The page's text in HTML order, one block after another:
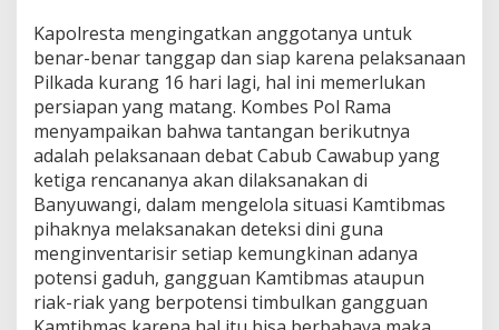
l
k
a
d
a
S
e
e
n
t
a
k
2
0
Kapolresta mengingatkan anggotanya untuk
benar-benar tanggap dan siap karena pelaksanaan
Pilkada kurang 16 hari lagi, hal ini memerlukan
persiapan yang matang. Kombes Pol Rama
menyampaikan bahwa tantangan berikutnya
adalah pelaksanaan debat Cabub Cawabup yang
ketiga rencananya akan dilaksanakan di
Banyuwangi, dalam mengelola situasi Kamtibmas
pihaknya melaksanakan deteksi dini guna
menginventarisir setiap kemungkinan adanya
potensi gaduh, gangguan Kamtibmas ataupun
riak-riak yang berpotensi timbulkan gangguan